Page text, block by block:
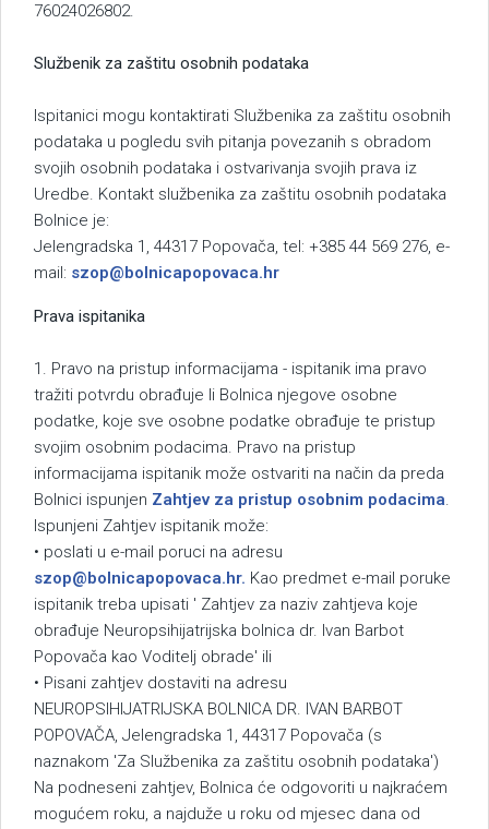
76024026802.
Službenik za zaštitu osobnih podataka
Ispitanici mogu kontaktirati Službenika za zaštitu osobnih
podataka u pogledu svih pitanja povezanih s obradom
svojih osobnih podataka i ostvarivanja svojih prava iz
Uredbe. Kontakt službenika za zaštitu osobnih podataka
Bolnice je:
Jelengradska 1, 44317 Popovača, tel: +385 44 569 276, e-
mail: szop@bolnicapopovaca.hr
Prava ispitanika
1. Pravo na pristup informacijama - ispitanik ima pravo
tražiti potvrdu obrađuje li Bolnica njegove osobne
podatke, koje sve osobne podatke obrađuje te pristup
svojim osobnim podacima. Pravo na pristup
informacijama ispitanik može ostvariti na način da preda
Bolnici ispunjen Zahtjev za pristup osobnim podacima.
Ispunjeni Zahtjev ispitanik može:
• poslati u e-mail poruci na adresu
szop@bolnicapopovaca.hr. Kao predmet e-mail poruke
ispitanik treba upisati ' Zahtjev za naziv zahtjeva koje
obrađuje Neuropsihijatrijska bolnica dr. Ivan Barbot
Popovača kao Voditelj obrade' ili
• Pisani zahtjev dostaviti na adresu
NEUROPSIHIJATRIJSKA BOLNICA DR. IVAN BARBOT
POPOVAČA, Jelengradska 1, 44317 Popovača (s
naznakom 'Za Službenika za zaštitu osobnih podataka')
Na podneseni zahtjev, Bolnica će odgovoriti u najkraćem
mogućem roku, a najduže u roku od mjesec dana od